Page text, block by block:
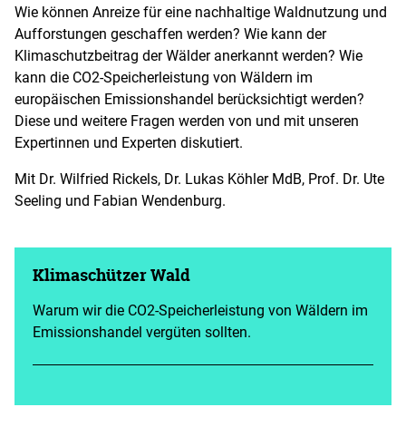
Wie können Anreize für eine nachhaltige Waldnutzung und
Aufforstungen geschaffen werden? Wie kann der
Klimaschutzbeitrag der Wälder anerkannt werden? Wie
kann die CO2-Speicherleistung von Wäldern im
europäischen Emissionshandel berücksichtigt werden?
Diese und weitere Fragen werden von und mit unseren
Expertinnen und Experten diskutiert.
Mit Dr. Wilfried Rickels, Dr. Lukas Köhler MdB, Prof. Dr. Ute
Seeling und Fabian Wendenburg.
Klimaschützer Wald
Warum wir die CO2-Speicherleistung von Wäldern im
Emissionshandel vergüten sollten.